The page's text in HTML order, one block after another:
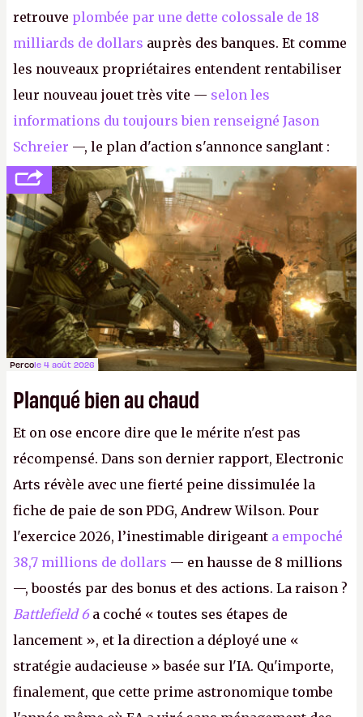
retrouve plombée par une dette colossale de 18
milliards de dollars auprès des banques. Et comme
les nouveaux propriétaires entendent rentabiliser
leur nouveau jouet très vite — selon les
informations du toujours bien renseigné Jason
Schreier —, le plan d'action s'annonce sanglant :
réductions de coûts drastiques, fermetures de
studios et licenciements massifs. En gros, essorer
FCetBattlefield, puis virer le reste.P.
Percole 4 août 2026
Planqué bien au chaud
Et on ose encore dire que le mérite n'est pas
récompensé. Dans son dernier rapport, Electronic
Arts révèle avec une fierté peine dissimulée la
fiche de paie de son PDG, Andrew Wilson. Pour
l'exercice 2026, l’inestimable dirigeant a empoché
38,7 millions de dollars — en hausse de 8 millions
—, boostés par des bonus et des actions. La raison ?
Battlefield 6 a coché « toutes ses étapes de
lancement », et la direction a déployé une «
stratégie audacieuse » basée sur l'IA. Qu'importe,
finalement, que cette prime astronomique tombe